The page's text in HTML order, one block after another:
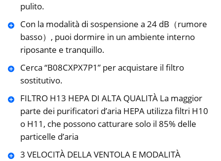
pulito.
Con la modalità di sospensione a 24 dB（rumore
basso）, puoi dormire in un ambiente interno
riposante e tranquillo.
Cerca “B08CXPX7P1” per acquistare il filtro
sostitutivo.
FILTRO H13 HEPA DI ALTA QUALITÀ La maggior
parte dei purificatori d’aria HEPA utilizza filtri H10
o H11, che possono catturare solo il 85% delle
particelle d’aria
3 VELOCITÀ DELLA VENTOLA E MODALITÀ